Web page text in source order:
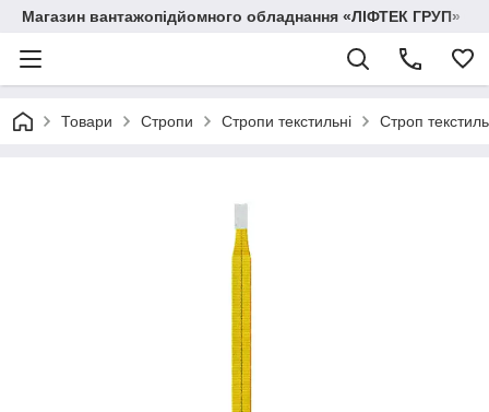
Магазин вантажопідйомного обладнання «ЛІФТЕК ГРУП»
Товари Стропи Стропи текстильні Строп